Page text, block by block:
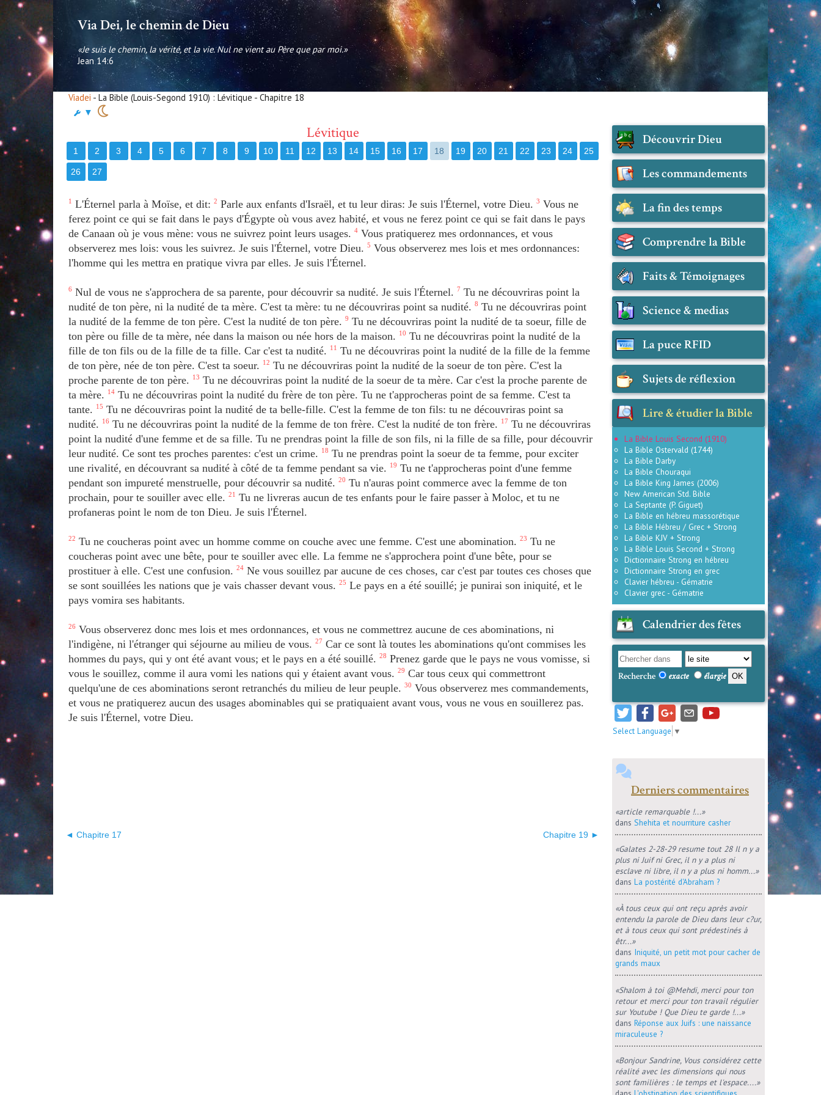
Via Dei, le chemin de Dieu
«Je suis le chemin, la vérité, et la vie. Nul ne vient au Père que par moi.»
Jean 14:6
Viadei - La Bible (Louis-Segond 1910) : Lévitique - Chapitre 18
▼
Lévitique
1 2 3 4 5 6 7 8 9 10 11 12 13 14 15 16 17 18 19 20 21 22 23 24 25
26 27
1 L'Éternel parla à Moïse, et dit: 2 Parle aux enfants d'Israël, et tu leur diras: Je suis l'Éternel, votre Dieu. 3 Vous ne
ferez point ce qui se fait dans le pays d'Égypte où vous avez habité, et vous ne ferez point ce qui se fait dans le pays
de Canaan où je vous mène: vous ne suivrez point leurs usages. 4 Vous pratiquerez mes ordonnances, et vous
observerez mes lois: vous les suivrez. Je suis l'Éternel, votre Dieu. 5 Vous observerez mes lois et mes ordonnances:
l'homme qui les mettra en pratique vivra par elles. Je suis l'Éternel.
6 Nul de vous ne s'approchera de sa parente, pour découvrir sa nudité. Je suis l'Éternel. 7 Tu ne découvriras point la
nudité de ton père, ni la nudité de ta mère. C'est ta mère: tu ne découvriras point sa nudité. 8 Tu ne découvriras point
la nudité de la femme de ton père. C'est la nudité de ton père. 9 Tu ne découvriras point la nudité de ta soeur, fille de
ton père ou fille de ta mère, née dans la maison ou née hors de la maison.
10 Tu ne découvriras point la nudité de la
fille de ton fils ou de la fille de ta fille. Car c'est ta nudité.
11
Tu ne découvriras point la nudité de la fille de la femme
de ton père, née de ton père. C'est ta soeur.
12 Tu ne découvriras point la nudité de la soeur de ton père. C'est la
proche parente de ton père.
13 Tu ne découvriras point la nudité de la soeur de ta mère. Car c'est la proche parente de
ta mère.
14 Tu ne découvriras point la nudité du frère de ton père. Tu ne t'approcheras point de sa femme. C'est ta
tante.
15 Tu ne découvriras point la nudité de ta belle-fille. C'est la femme de ton fils: tu ne découvriras point sa
nudité.
16 Tu ne découvriras point la nudité de la femme de ton frère. C'est la nudité de ton frère. 17 Tu ne découvriras
point la nudité d'une femme et de sa fille. Tu ne prendras point la fille de son fils, ni la fille de sa fille, pour découvrir
leur nudité. Ce sont tes proches parentes: c'est un crime.
18 Tu ne prendras point la soeur de ta femme, pour exciter
une rivalité, en découvrant sa nudité à côté de ta femme pendant sa vie.
19 Tu ne t'approcheras point d'une femme
pendant son impureté menstruelle, pour découvrir sa nudité. 20 Tu n'auras point commerce avec la femme de ton
prochain, pour te souiller avec elle. 21
Tu ne livreras aucun de tes enfants pour le faire passer à Moloc, et tu ne
profaneras point le nom de ton Dieu. Je suis l'Éternel.
22 Tu ne coucheras point avec un homme comme on couche avec une femme. C'est une abomination. 23 Tu ne
coucheras point avec une bête, pour te souiller avec elle. La femme ne s'approchera point d'une bête, pour se
prostituer à elle. C'est une confusion. 24 Ne vous souillez par aucune de ces choses, car c'est par toutes ces choses que
se sont souillées les nations que je vais chasser devant vous. 25 Le pays en a été souillé; je punirai son iniquité, et le
pays vomira ses habitants.
26 Vous observerez donc mes lois et mes ordonnances, et vous ne commettrez aucune de ces abominations, ni
l'indigène, ni l'étranger qui séjourne au milieu de vous. 27 Car ce sont là toutes les abominations qu'ont commises les
hommes du pays, qui y ont été avant vous; et le pays en a été souillé. 28 Prenez garde que le pays ne vous vomisse, si
vous le souillez, comme il aura vomi les nations qui y étaient avant vous. 29 Car tous ceux qui commettront
quelqu'une de ces abominations seront retranchés du milieu de leur peuple. 30 Vous observerez mes commandements,
et vous ne pratiquerez aucun des usages abominables qui se pratiquaient avant vous, vous ne vous en souillerez pas.
Je suis l'Éternel, votre Dieu.
◄ Chapitre 17 Chapitre 19 ►
Découvrir Dieu
Les commandements
La fin des temps
Comprendre la Bible
Faits & Témoignages
Science & medias
La puce RFID
Sujets de réflexion
Lire & étudier la Bible
La Bible Louis Second (1910)
La Bible Ostervald (1744)
La Bible Darby
La Bible Chouraqui
La Bible King James (2006)
New American Std. Bible
La Septante (P. Giguet)
La Bible en hébreu massorétique
La Bible Hébreu / Grec + Strong
La Bible KJV + Strong
La Bible Louis Second + Strong
Dictionnaire Strong en hébreu
Dictionnaire Strong en grec
Clavier hébreu - Gématrie
Clavier grec - Gématrie
Calendrier des fêtes
Recherche exacte élargie
Select Language ▼
Derniers commentaires
«article remarquable !...»
dans Shehita et nourriture casher
«Galates 2-28-29 resume tout 28 Il n y a
plus ni Juif ni Grec, il n y a plus ni
esclave ni libre, il n y a plus ni homm...»
dans La postérité d'Abraham ?
«À tous ceux qui ont reçu après avoir
entendu la parole de Dieu dans leur c?ur,
et à tous ceux qui sont prédestinés à
êtr...»
dans Iniquité, un petit mot pour cacher de
grands maux
«Shalom à toi @Mehdi, merci pour ton
retour et merci pour ton travail régulier
sur Youtube ! Que Dieu te garde !...»
dans Réponse aux Juifs : une naissance
miraculeuse ?
«Bonjour Sandrine, Vous considérez cette
réalité avec les dimensions qui nous
sont familières : le temps et l'espace....»